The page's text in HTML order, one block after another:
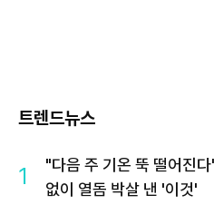
트렌드뉴스
1
"다음 주 기온 뚝 떨어진
없이 열돔 박살 낸 '이것'